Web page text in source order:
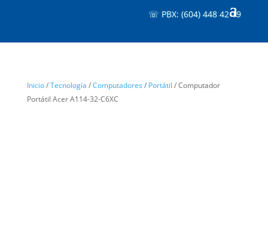
☏ PBX: (604) 448 42 19
Inicio/Tecnología /Computadores / Portátil / Computador
Portátil Acer A114-32-C6XC